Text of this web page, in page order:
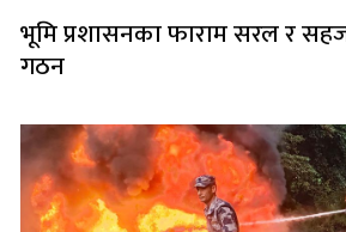
भूमि प्रशासनका फाराम सरल र
गठन